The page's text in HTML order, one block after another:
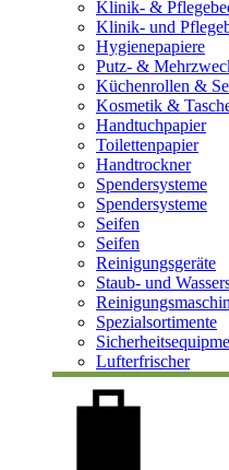
Klinik- &
Klinik- und
Hygienepapiere
Putz- &
Küchenrollen &
Kosmetik &
Handtuchpapier
Toilettenpapier
Handtrockner
Spendersysteme
Spendersysteme
Seifen
Seifen
Reinigungsgeräte
Staub- und
Spezialsortimente
Lufterfrischer